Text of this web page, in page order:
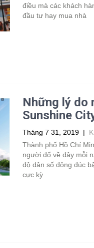
điều mà các khách
đầu tư hay mua nhà
Những lý do
Sunshine
Tháng 7 31, 2019 |
Thành phố Hồ Chí
người đổ về đây mỗi
độ dân số đông đúc
cực kỳ